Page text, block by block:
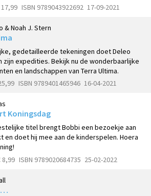
ISBN 9789043922692 17-09-2021
& Noah J. Stern
gedetailleerde tekeningen doet Deleo
zijn expedities. Bekijk nu de wonderbaarlijke
en landschappen van Terra Ultima.
ISBN 9789401465946 16-04-2021
Koningsdag
titel brengt Bobbi een bezoekje aan
en doet hij mee aan de kinderspelen. Hoera
8,99 ISBN 9789020684735 25-02-2022